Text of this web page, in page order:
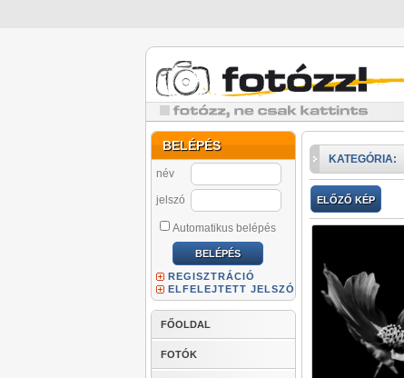
BELÉPÉS
név
jelszó
Automatikus belépés
REGISZTRÁCIÓ
ELFELEJTETT JELSZÓ
FŐOLDAL
FOTÓK
KATEGÓRIA:
ELŐZŐ KÉP